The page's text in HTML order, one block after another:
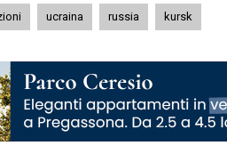
ucraina russia kursk